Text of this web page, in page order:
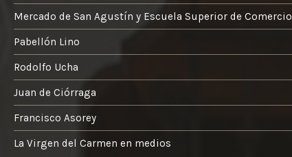
Mercado de San Agustín y Escuela Superior de Comercio
Pabellón Lino
Rodolfo Ucha
Juan de Ciórraga
Francisco Asorey
La Virgen del Carmen en medios